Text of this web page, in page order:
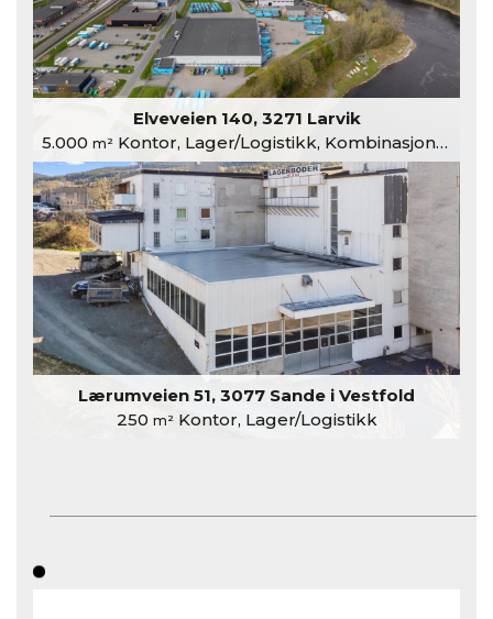
Elveveien 140, 3271 Larvik
5.000 m²Kontor, Lager/Logistikk, Kombinasjonslokaler
Lærumveien 51, 3077 Sande i Vestfold
250 m²Kontor, Lager/Logistikk